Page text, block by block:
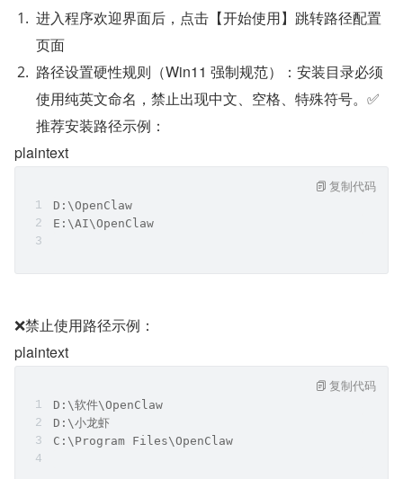
进入程序欢迎界面后，点击【开始使用】跳转路径配置
页面
路径设置硬性规则（Win11 强制规范）：安装目录必须
使用纯英文命名，禁止出现中文、空格、特殊符号。✅
推荐安装路径示例：
plaintext
D:\OpenClaw
E:\AI\OpenClaw
复制代码
❌禁止使用路径示例：
plaintext
D:\软件\OpenClaw
D:\小龙虾
C:\Program Files\OpenClaw
复制代码